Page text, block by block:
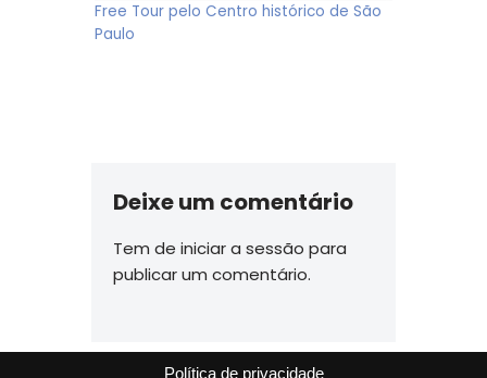
Free Tour pelo Centro histórico de São
Paulo
Deixe um comentário
Tem de iniciar a sessão para
publicar um comentário.
Política de privacidade